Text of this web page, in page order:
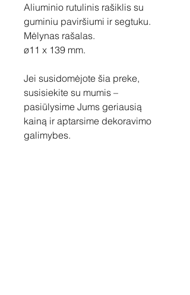
Aliuminio rutulinis rašiklis su
guminiu paviršiumi ir segtuku.
Mėlynas rašalas.
ø11 x 139 mm.
Jei susidomėjote šia preke,
susisiekite su mumis –
pasiūlysime Jums geriausią
kainą ir aptarsime dekoravimo
galimybes.